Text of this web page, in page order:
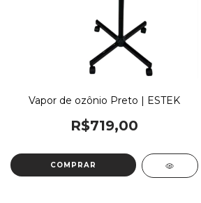
Vapor de ozônio Preto | ESTEK
R$719,00
COMPRAR